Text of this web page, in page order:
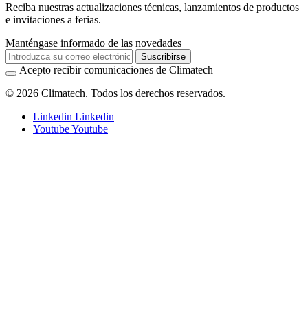
Reciba nuestras actualizaciones técnicas, lanzamientos de productos
e invitaciones a ferias.
Manténgase informado de las novedades
Suscribirse
Acepto recibir comunicaciones de Climatech
© 2026 Climatech. Todos los derechos reservados.
Linkedin Linkedin
YoutubeYoutube